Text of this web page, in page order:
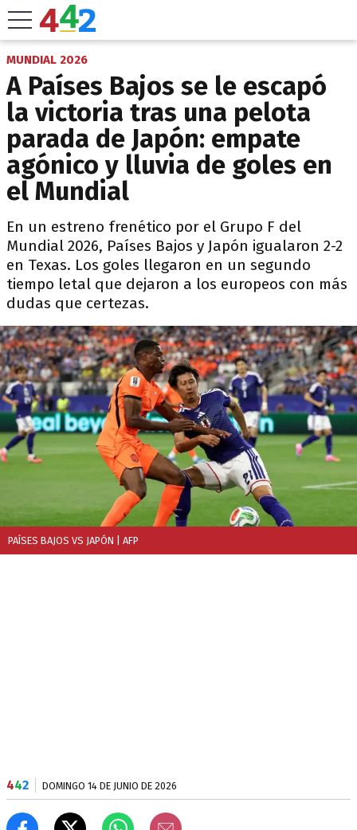
MUNDIAL 2026
A Países Bajos se le escapó
la victoria tras una pelota
parada de Japón: empate
agónico y lluvia de goles en
el Mundial
En un estreno frenético por el Grupo F del
Mundial 2026, Países Bajos y Japón igualaron 2-2
en Texas. Los goles llegaron en un segundo
tiempo letal que dejaron a los europeos con más
dudas que certezas.
PAÍSES BAJOS VS JAPÓN | AFP
442 DOMINGO 14 DE JUNIO DE 2026